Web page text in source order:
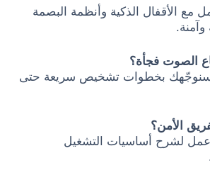
مع الأقفال الذكية وأنظمة البصمة
الصوت فجأة؟
بخطوات تشخيص سريعة حتى
الأمن؟
عمل لشرح أساسيات التشغيل